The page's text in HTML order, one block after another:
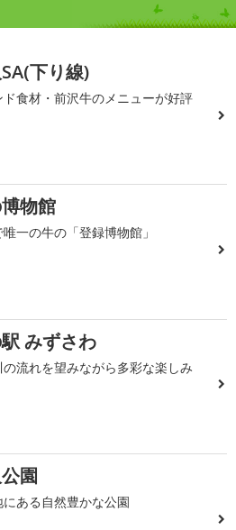
下り線)
ド食材・前沢牛のメニューが好評
物館
一の牛の「登録博物館」
みずさわ
の流れを望みながら多彩な楽しみ
園
にある自然豊かな公園